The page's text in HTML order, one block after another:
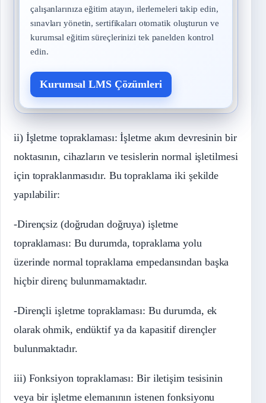
çalışanlarınıza eğitim atayın, ilerlemeleri takip edin,
sınavları yönetin, sertifikaları otomatik oluşturun ve
kurumsal eğitim süreçlerinizi tek panelden kontrol
edin.
Kurumsal LMS Çözümleri
ii) İşletme topraklaması: İşletme akım devresinin bir
noktasının, cihazların ve tesislerin normal işletilmesi
için topraklanmasıdır. Bu topraklama iki şekilde
yapılabilir:
-Dirençsiz (doğrudan doğruya) işletme
topraklaması: Bu durumda, topraklama yolu
üzerinde normal topraklama empedansından başka
hiçbir direnç bulunmamaktadır.
-Dirençli işletme topraklaması: Bu durumda, ek
olarak ohmik, endüktif ya da kapasitif dirençler
bulunmaktadır.
iii) Fonksiyon topraklaması: Bir iletişim tesisinin
veya bir işletme elemanının istenen fonksiyonu